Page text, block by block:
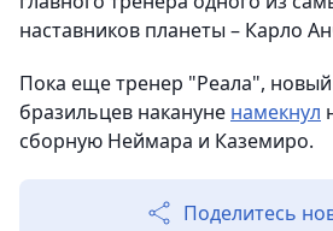
наставников планеты – Карло
Пока еще тренер "Реала",
бразильцев накануне намекнул
сборную Неймара и Каземиро.
Поделитесь